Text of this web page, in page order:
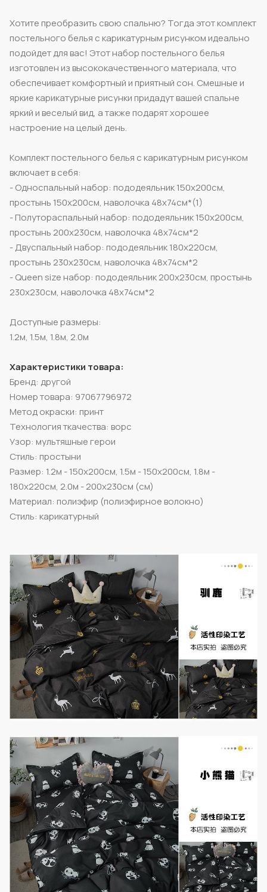
Хотите преобразить свою спальню? Тогда этот комплект
постельного белья с карикатурным рисунком идеально
подойдет для вас! Этот набор постельного белья
изготовлен из высококачественного материала, что
обеспечивает комфортный и приятный сон. Смешные и
яркие карикатурные рисунки придадут вашей спальне
яркий и веселый вид, а также подарят хорошее
настроение на целый день.
Комплект постельного белья с карикатурным рисунком
включает в себя:
- Односпальный набор: пододеяльник 150x200см,
простынь 150x200см, наволочка 48x74см*(1)
- Полутораспальный набор: пододеяльник 150x200см,
простынь 200x230см, наволочка 48x74см*2
- Двуспальный набор: пододеяльник 180x220см,
простынь 230x230см, наволочка 48x74см*2
- Queen size набор: пододеяльник 200x230см, простынь
230x230см, наволочка 48x74см*2
Доступные размеры:
1.2м, 1.5м, 1.8м, 2.0м
Характеристики товара:
Бренд: другой
Номер товара: 97067796972
Метод окраски: принт
Технология ткачества: ворс
Узор: мультяшные герои
Стиль: простыни
Размер: 1.2м - 150x200см, 1.5м - 150x200см, 1.8м -
180x220см, 2.0м - 200x230см (см)
Материал: полиэфир (полиэфирное волокно)
Стиль: карикатурный